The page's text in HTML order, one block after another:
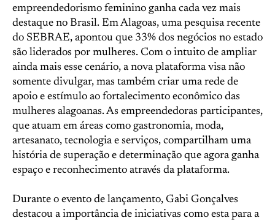
empreendedorismo feminino ganha cada vez mais
destaque no Brasil. Em Alagoas, uma pesquisa recente
do SEBRAE, apontou que 33% dos negócios no estado
são liderados por mulheres. Com o intuito de ampliar
ainda mais esse cenário, a nova plataforma visa não
somente divulgar, mas também criar uma rede de
apoio e estímulo ao fortalecimento econômico das
mulheres alagoanas. As empreendedoras participantes,
que atuam em áreas como gastronomia, moda,
artesanato, tecnologia e serviços, compartilham uma
história de superação e determinação que agora ganha
espaço e reconhecimento através da plataforma.
Durante o evento de lançamento, Gabi Gonçalves
destacou a importância de iniciativas como esta para a